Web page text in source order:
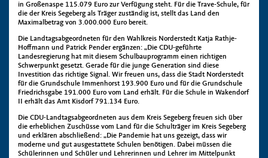
in Großenaspe 115.079 Euro zur Verfügung steht. Für die Trave-Schule, für
die der Kreis Segeberg als Träger zuständig ist, stellt das Land den
Maximalbetrag von 3.000.000 Euro bereit.
Die Landtagsabgeordneten für den Wahlkreis Norderstedt Katja Rathje-
Hoffmann und Patrick Pender ergänzen: „Die CDU-geführte
Landesregierung hat mit diesem Schulbauprogramm einen richtigen
Schwerpunkt gesetzt. Gerade für die junge Generation sind diese
Investition das richtige Signal. Wir freuen uns, dass die Stadt Norderstedt
für die Grundschule Immenhorst 193.900 Euro und für die Grundschule
Friedrichsgabe 191.000 Euro vom Land erhält. Für die Schule in Wakendorf
II erhält das Amt Kisdorf 791.134 Euro.
Die CDU-Landtagsabgeordneten aus dem Kreis Segeberg freuen sich über
die erheblichen Zuschüsse vom Land für die Schulträger im Kreis Segeberg
und erklären abschließend: „Die Pandemie hat uns gezeigt, dass wir
moderne und gut ausgestattete Schulen benötigen. Dabei müssen die
Schülerinnen und Schüler und Lehrerinnen und Lehrer im Mittelpunkt